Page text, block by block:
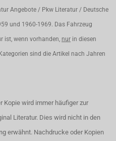
Angebote / Pkw Literatur / Deutsche
und 1960-1969. Das Fahrzeug
ist, wenn vorhanden, nur in diesen
sind die Artikel nach Jahren
Kopie wird immer häufiger zur
Literatur. Dies wird nicht in den
erwähnt. Nachdrucke oder Kopien